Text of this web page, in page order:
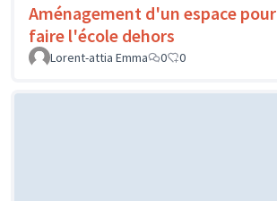
Aménagement d'un espace pour
faire l'école dehors
Lorent-attia Emma
0 0